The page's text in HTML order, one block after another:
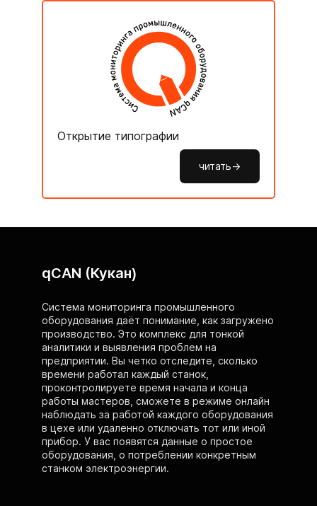
Открытие типографии
читать->
qCAN (Кукан)
Система мониторинга промышленного
оборудования даёт понимание, как загружено
производство. Это комплекс для тонкой
аналитики и выявления проблем на
предприятии. Вы четко отследите, сколько
времени работал каждый станок,
проконтролируете время начала и конца
работы мастеров, сможете в режиме онлайн
наблюдать за работой каждого оборудования
в цехе или удаленно отключать тот или иной
прибор. У вас появятся данные о простое
оборудования, о потреблении конкретным
станком электроэнергии.